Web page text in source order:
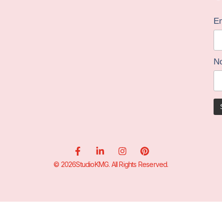
© 2026StudioKMG. All Rights Reserved.